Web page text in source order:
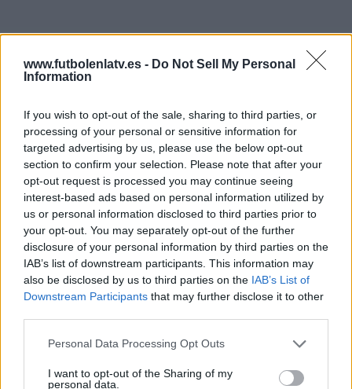
www.futbolenlatv.es - Do Not Sell My Personal
Information
If you wish to opt-out of the sale, sharing to third parties, or
processing of your personal or sensitive information for
targeted advertising by us, please use the below opt-out
section to confirm your selection. Please note that after your
opt-out request is processed you may continue seeing
interest-based ads based on personal information utilized by
us or personal information disclosed to third parties prior to
your opt-out. You may separately opt-out of the further
disclosure of your personal information by third parties on the
IAB’s list of downstream participants. This information may
also be disclosed by us to third parties on the IAB’s List of
Downstream Participants that may further disclose it to other
Personal Data Processing Opt Outs
I want to opt-out of the Sharing of my
personal data.
DATOS ESTADÍSTICOS DEL EQUIPO ORIENTE PETROLERO
EN TELEVISIÓN EN ESPAÑA
A fecha de hoy07/08/2026 y desde que esta web recoge los datos
estadísticos de cuándo y dónde se televisan los partidos de Fútboldel
equipo Oriente PetroleroenEspaña, que fue el12/08/2015, podemos
dar los siguientes datos:
5
0 partidos en abierto
5 partidos de pago
100%